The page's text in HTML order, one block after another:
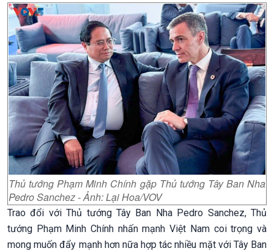
Thủ tướng Phạm Minh Chính gặp Thủ tướng Tây Ban Nha
Pedro Sanchez - Ảnh: Lại Hoa/VOV
Trao đổi với Thủ tướng Tây Ban Nha Pedro Sanchez, Thủ
tướng Phạm Minh Chính nhấn mạnh Việt Nam coi trọng và
mong muốn đẩy mạnh hơn nữa hợp tác nhiều mặt với Tây Ban